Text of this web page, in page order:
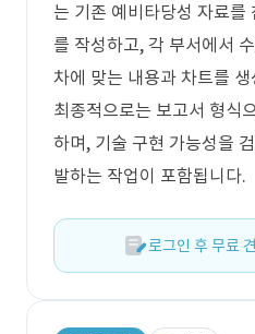
는 기존 예비타당성 자료를
를 작성하고, 각 부서에서
차에 맞는 내용과 차트를
최종적으로는 보고서 형식
하며, 기술 구현 가능성을
발하는 작업이 포함됩니다.
로그인 후 무료